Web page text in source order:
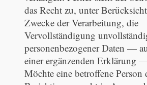
das Recht zu, unter
Zwecke der Verarbeitung, die
Vervollständigung
personenbezogener Daten —
einer ergänzenden Erklärung
Möchte eine betroffene Person